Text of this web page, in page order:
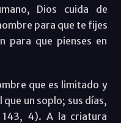
Dios cuida de
para que te fijes
para que pienses en
que es limitado y
un soplo; sus días,
4). A la criatura